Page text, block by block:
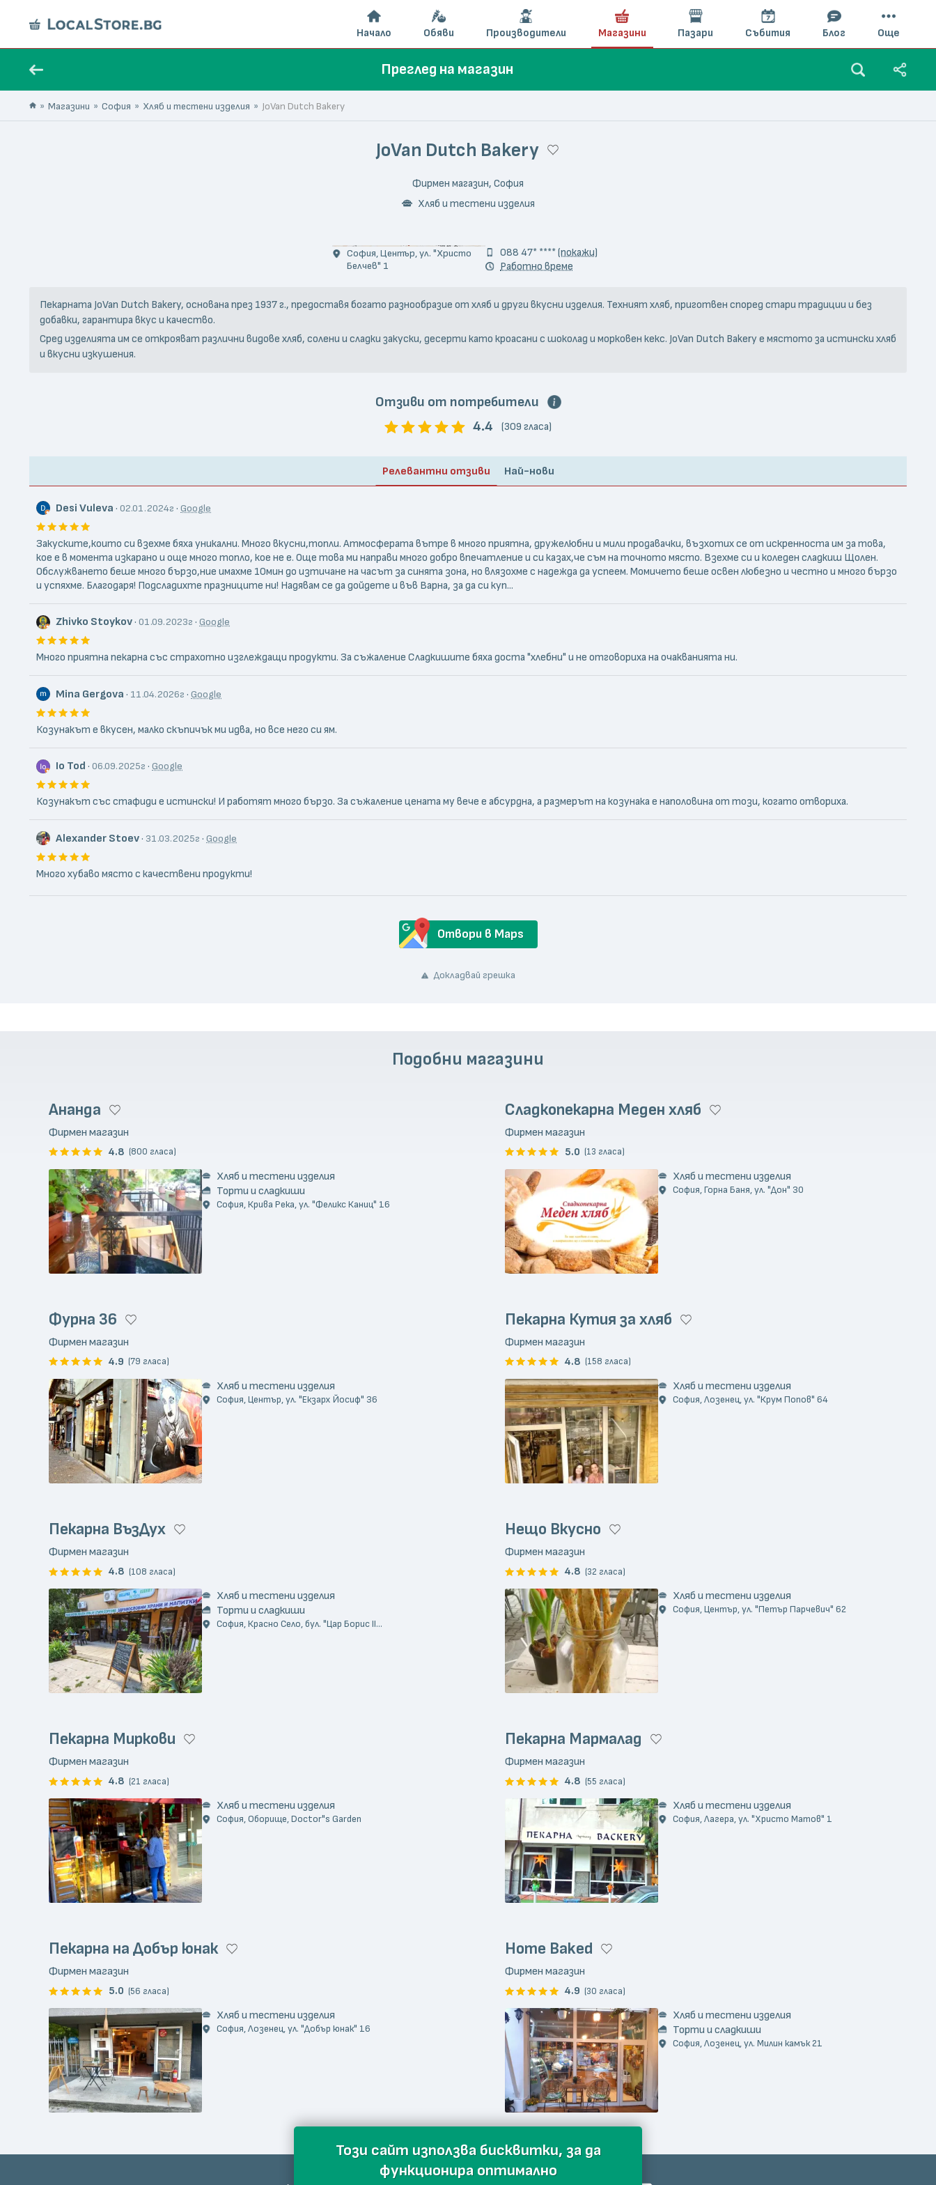
Преглед на магазин
Магазини София Хляб и тестени изделия JoVan Dutch Bakery
JoVan Dutch Bakery
Фирмен магазин, София
Хляб и тестени изделия
София, Център, ул. "Христо
Белчев" 1
088 47* ****(покажи)
Работно време
Пекарната JoVan Dutch Bakery, основана през 1937 г., предоставя богато разнообразие от хляб и други вкусни изделия. Техният хляб, приготвен според стари традиции и без
добавки, гарантира вкус и качество.
Сред изделията им се открояват различни видове хляб, солени и сладки закуски, десерти като кроасани с шоколад и морковен кекс. JoVan Dutch Bakery е мястото за истински хляб
и вкусни изкушения.
Отзиви от потребители
4.4
(309 гласа)
Релевантни отзиви Най-нови
Desi Vuleva · 02.01.2024г · Google
Закуските,които си взехме бяха уникални. Много вкусни,топли. Атмосферата вътре в много приятна, дружелюбни и мили продавачки, възхотих се от искренноста им за това,
кое е в момента изкарано и още много топло, кое не е. Още това ми направи много добро впечатление и си казах,че съм на точното място. Взехме си и коледен сладкиш Щолен.
Обслужването беше много бързо,ние имахме 10мин до изтичане на часът за синята зона, но влязохме с надежда да успеем. Момичето беше освен любезно и честно и много бързо
и успяхме. Благодаря! Подсладихте празниците ни! Надявам се да дойдете и във Варна, за да си куп...
Zhivko Stoykov· 01.09.2023г · Google
Много приятна пекарна със страхотно изглеждащи продукти. За съжаление Сладкишите бяха доста "хлебни" и не отговориха на очакванията ни.
Mina Gergova · 11.04.2026г · Google
Козунакът е вкусен, малко скъпичък ми идва, но все него си ям.
Io Tod · 06.09.2025г · Google
Козунакът със стафиди е истински! И работят много бързо. За съжаление цената му вече е абсурдна, а размерът на козунака е наполовина от този, когато отвориха.
Alexander Stoev· 31.03.2025г · Google
Много хубаво място с качествени продукти!
Отвори в Maps
Докладвай грешка
Подобни магазини
Ананда
Фирмен магазин
4.8 (800 гласа)
Хляб и тестени изделия
Торти и сладкиши
София, Крива Река, ул. "Феликс Каниц" 16
Сладкопекарна Меден хляб
Фирмен магазин
5.0 (13 гласа)
Хляб и тестени изделия
София, Горна Баня, ул. "Дон" 30
Фурна 36
Фирмен магазин
4.9 (79 гласа)
Хляб и тестени изделия
София, Център, ул. "Екзарх Йосиф" 36
Пекарна Кутия за хляб
Фирмен магазин
4.8 (158 гласа)
Хляб и тестени изделия
София, Лозенец, ул. "Крум Попов" 64
Пекарна ВъзДух
Фирмен магазин
4.8 (108 гласа)
Хляб и тестени изделия
Торти и сладкиши
София, Красно Село, бул. "Цар Борис II...
Нещо Вкусно
Фирмен магазин
4.8 (32 гласа)
Хляб и тестени изделия
София, Център, ул. "Петър Парчевич" 62
Пекарна Миркови
Фирмен магазин
4.8 (21 гласа)
Хляб и тестени изделия
София, Оборище, Doctor"s Garden
Пекарна Мармалад
Фирмен магазин
4.8 (55 гласа)
Хляб и тестени изделия
София, Лагера, ул. "Христо Матов" 1
Пекарна на Добър юнак
Фирмен магазин
5.0 (56 гласа)
Хляб и тестени изделия
София, Лозенец, ул. "Добър юнак" 16
Home Baked
Фирмен магазин
4.9 (30 гласа)
Хляб и тестени изделия
Торти и сладкиши
София, Лозенец, ул. Милин камък 21
Начало Обяви Производители Магазини Пазари Събития Блог Още
Този сайт използва бисквитки, за да
функционира оптимално